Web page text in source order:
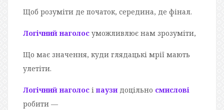
Щоб розуміти де початок, середина, де фінал.
Логічний наголос уможливлює нам зрозуміти,
Що має значення, куди глядацькі мрії мають
улетіти.
Логічний наголос іпаузи доцільно смислові
робити —